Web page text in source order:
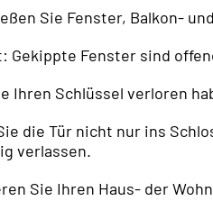
Sie Fenster, Balkon-
Gekippte Fenster sind
Ihren Schlüssel verloren
die Tür nicht nur ins
verlassen.
Sie Ihren Haus- der